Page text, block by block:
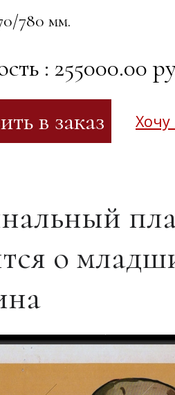
780 мм.
: 255000.00
Хочу
о